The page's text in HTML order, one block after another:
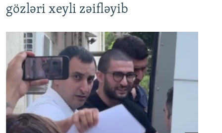
gözləri xeyli zəifləyib